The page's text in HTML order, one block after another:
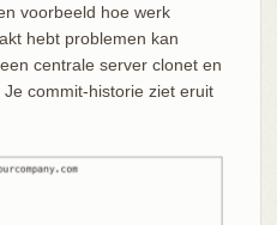
voorbeeld hoe werk
hebt problemen kan
centrale server clonet en
commit-historie ziet eruit